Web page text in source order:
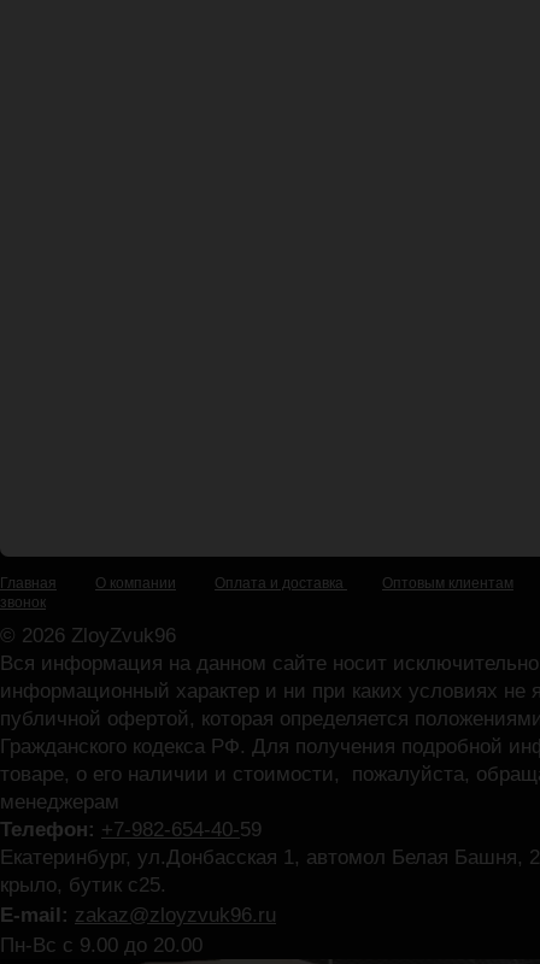
Главная О компании Оплата и доставка
Оптовым клиентам
звонок
© 2026 ZloyZvuk96
Вся информация на данном сайте носит исключительно
информационный характер и ни при каких условиях не
публичной офертой, которая определяется
Гражданского кодекса РФ. Для получения подробной
товаре, о его наличии и стоимости, пожалуйста,
менеджерам
Телефон: +7-982-654-40-59
Екатеринбург, ул.Донбасская 1, автомол Белая Башня,
крыло, бутик с25.
E-mail: zakaz@zloyzvuk96.ru
Пн-Вс с 9.00 до 20.00